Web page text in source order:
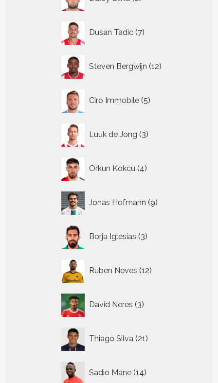
producten
Dusan Tadic 7
producten
Steven Bergwijn 12
producten
Ciro Immobile 5
producten
Luuk de Jong 3
producten
Orkun Kokcu 4
producten
Jonas Hofmann 9
producten
Borja Iglesias 3
producten
Ruben Neves 12
producten
David Neres 3
producten
Thiago Silva 21
producten
Sadio Mane 14
producten